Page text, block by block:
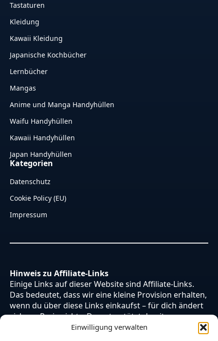
Einwilligung verwalten
Tastaturen
Kleidung
Kawaii Kleidung
Japanische Kochbücher
Lernbücher
Mangas
Anime und Manga Handyhüllen
Waifu Handyhüllen
Kawaii Handyhüllen
Japan Handyhüllen
Kategorien
Datenschutz
Cookie Policy (EU)
Impressum
Hinweis zu Affiliate-Links
Einige Links auf dieser Website sind Affiliate-Links.
Das bedeutet, dass wir eine kleine Provision erhalten,
wenn du über diese Links einkaufst – für dich ändert
sich am Preis nichts. Du unterstützt damit unsere
Arbeit. Vielen Dank dafür!